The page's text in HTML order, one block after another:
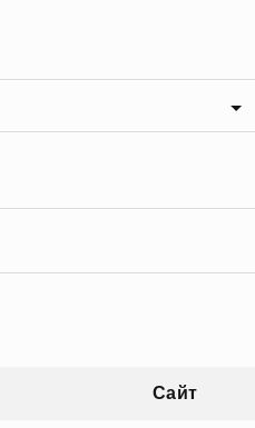
Сайт